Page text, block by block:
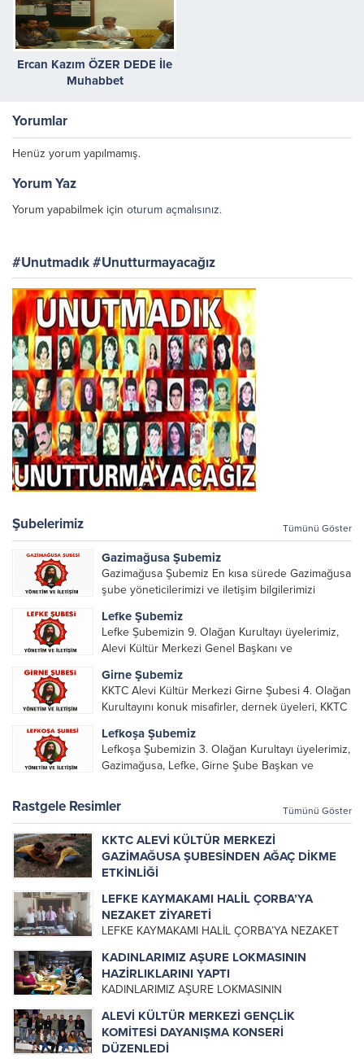
Ercan Kazım ÖZER DEDE İle
Muhabbet
Yorumlar
Henüz yorum yapılmamış.
Yorum Yaz
Yorum yapabilmek için oturum açmalısınız.
#Unutmadık #Unutturmayacağız
Şubelerimiz Tümünü Göster
Gazimağusa Şubemiz
Gazimağusa Şubemiz En kısa sürede Gazimağusa
şube yöneticilerimizi ve iletişim bilgilerimizi
Lefke Şubemiz
Lefke Şubemizin 9. Olağan Kurultayı üyelerimiz,
Alevi Kültür Merkezi Genel Başkanı ve
katılımı ile gerçekleşti. Önceki dönemde görev
alarak emek veren, katkı koyan cümle canların...
Girne Şubemiz
KKTC Alevi Kültür Merkezi Girne Şubesi 4. Olağan
Kurultayını konuk misafirler, dernek üyeleri, KKTC
yönetim kurulu, şube başkanları ve yönetim
organlarının katılımıyla gerçekleşti....
Lefkoşa Şubemiz
Lefkoşa Şubemizin 3. Olağan Kurultayı üyelerimiz,
Gazimağusa, Lefke, Girne Şube Başkan ve
üyelerinin katılımı ile gerçekleşti. Önceki
dönemde görev alan, emek veren, katkı koyan...
Rastgele Resimler Tümünü Göster
KKTC ALEVİ KÜLTÜR MERKEZİ
GAZİMAĞUSA ŞUBESİNDEN AĞAÇ DİKME
ETKİNLİĞİ
ŞUBESİNDEN AĞAÇ DİKME ETKİNLİĞİ
ÇANAKKALE GÖLLER BÖLGESİNDEKİ PİKNİK
ALANINDA DÜZENLENEN AĞAÇ DİKME VE PİKNİK
ETKİNLİĞİ BİR ÇOK ÜYENİN KATILIMI İLE
GERÇEKLEŞTİRİLDİ. GAZİMAĞUSA
BELEDİYESİNİN KATKILARI VE...
LEFKE KAYMAKAMI HALİL ÇORBA’YA
NEZAKET ZİYARETİ
LEFKE KAYMAKAMI HALİL ÇORBA’YA NEZAKET
Kurulu ve Lefke Şubesi Yönetiminden bir gurup
Genel Başkan Metin Kaya eşliğinde Lefke
Kaymakamı Sn. Halil Çorba’ya nezaket ziyareti...
KADINLARIMIZ AŞURE LOKMASININ
HAZİRLIKLARINI YAPTI
KADINLARIMIZ AŞURE LOKMASININ
Kadınlar Komisyonumuz Pazar Günü Yapılacak
Olan Aşure Lokmasının Hazırlığı İçin Bir Araya
Geldi. Tüm Kadınlarımızın Emeklerine Sağlık. Hak
ALEVİ KÜLTÜR MERKEZİ GENÇLİK
KOMİTESİ DAYANIŞMA KONSERİ
DÜZENLEDİ